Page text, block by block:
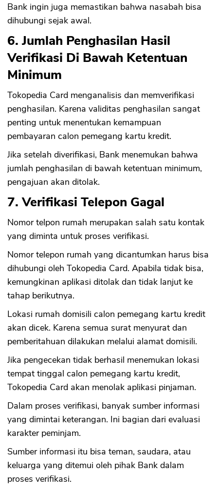
Bank ingin juga memastikan bahwa nasabah bisa
dihubungi sejak awal.
6. Jumlah Penghasilan Hasil
Verifikasi Di Bawah Ketentuan
Minimum
Tokopedia Card menganalisis dan memverifikasi
penghasilan. Karena validitas penghasilan sangat
penting untuk menentukan kemampuan
pembayaran calon pemegang kartu kredit.
Jika setelah diverifikasi, Bank menemukan bahwa
jumlah penghasilan di bawah ketentuan minimum,
pengajuan akan ditolak.
7. Verifikasi Telepon Gagal
Nomor telpon rumah merupakan salah satu kontak
yang diminta untuk proses verifikasi.
Nomor telepon rumah yang dicantumkan harus bisa
dihubungi oleh Tokopedia Card. Apabila tidak bisa,
kemungkinan aplikasi ditolak dan tidak lanjut ke
tahap berikutnya.
Lokasi rumah domisili calon pemegang kartu kredit
akan dicek. Karena semua surat menyurat dan
pemberitahuan dilakukan melalui alamat domisili.
Jika pengecekan tidak berhasil menemukan lokasi
tempat tinggal calon pemegang kartu kredit,
Tokopedia Card akan menolak aplikasi pinjaman.
Dalam proses verifikasi, banyak sumber informasi
yang dimintai keterangan. Ini bagian dari evaluasi
karakter peminjam.
Sumber informasi itu bisa teman, saudara, atau
keluarga yang ditemui oleh pihak Bank dalam
proses verifikasi.
OK
CANCEL